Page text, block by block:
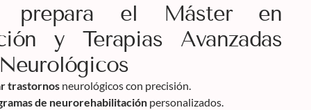
el Máster en
y Terapias Avanzadas
trastornos neurológicos con precisión.
de neurorehabilitación personalizados.